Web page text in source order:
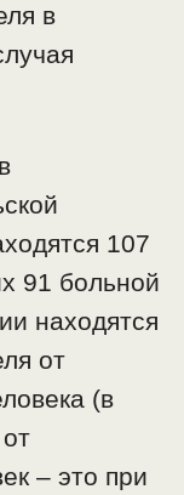
в
107
91 больной
находятся
от
(в
– это при